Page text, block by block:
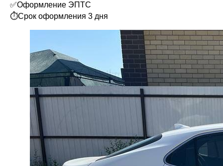
✅Оформление ЭПТС
⏱Срок оформления 3 дня